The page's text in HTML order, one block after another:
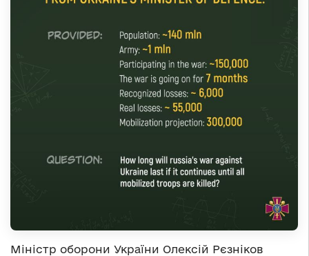
Міністр оборони України Олексій Рєзніков